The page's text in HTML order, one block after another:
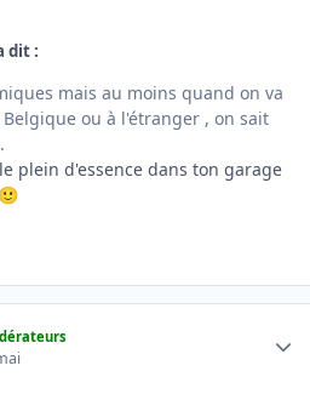
dit :
mais au moins quand on va
ou à l'étranger , on sait
plein d'essence dans ton garage
🙂